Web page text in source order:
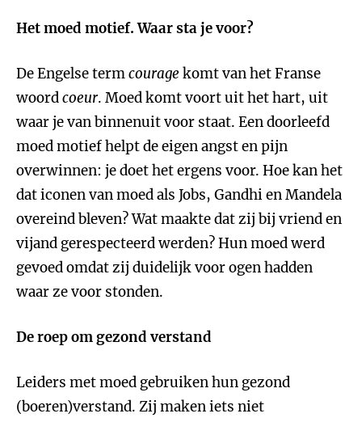
Het moed motief. Waar sta je voor?
De Engelse termcourage komt van het Franse
woordcoeur. Moed komt voort uit het hart, uit
waar je van binnenuit voor staat. Een doorleefd
moed motief helpt de eigen angst en pijn
overwinnen: je doet het ergens voor. Hoe kan het
dat iconen van moed als Jobs, Gandhi en Mandela
overeind bleven? Wat maakte dat zij bij vriend en
vijand gerespecteerd werden? Hun moed werd
gevoed omdat zij duidelijk voor ogen hadden
waar ze voor stonden.
De roep om gezond verstand
Leiders met moed gebruiken hun gezond
(boeren)verstand. Zij maken iets niet